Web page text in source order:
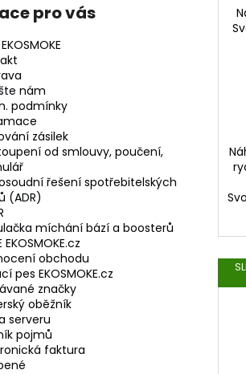
pro vás
nám
podmínky
zásilek
od smlouvy, poučení,
řešení spotřebitelských
(ADR)
míchání bází a boosterů
EKOSMOKE.cz
obchodu
pes EKOSMOKE.cz
značky
oběžník
serveru
pojmů
faktura